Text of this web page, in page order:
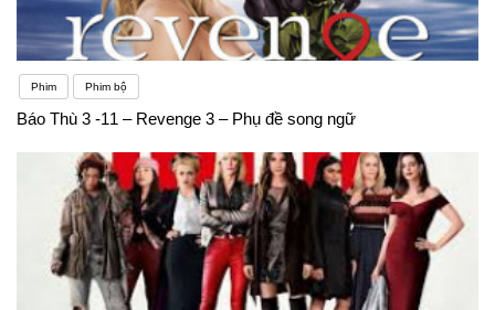
Phim Phim bộ
Báo Thù 3 -11 – Revenge 3 – Phụ đề song ngữ